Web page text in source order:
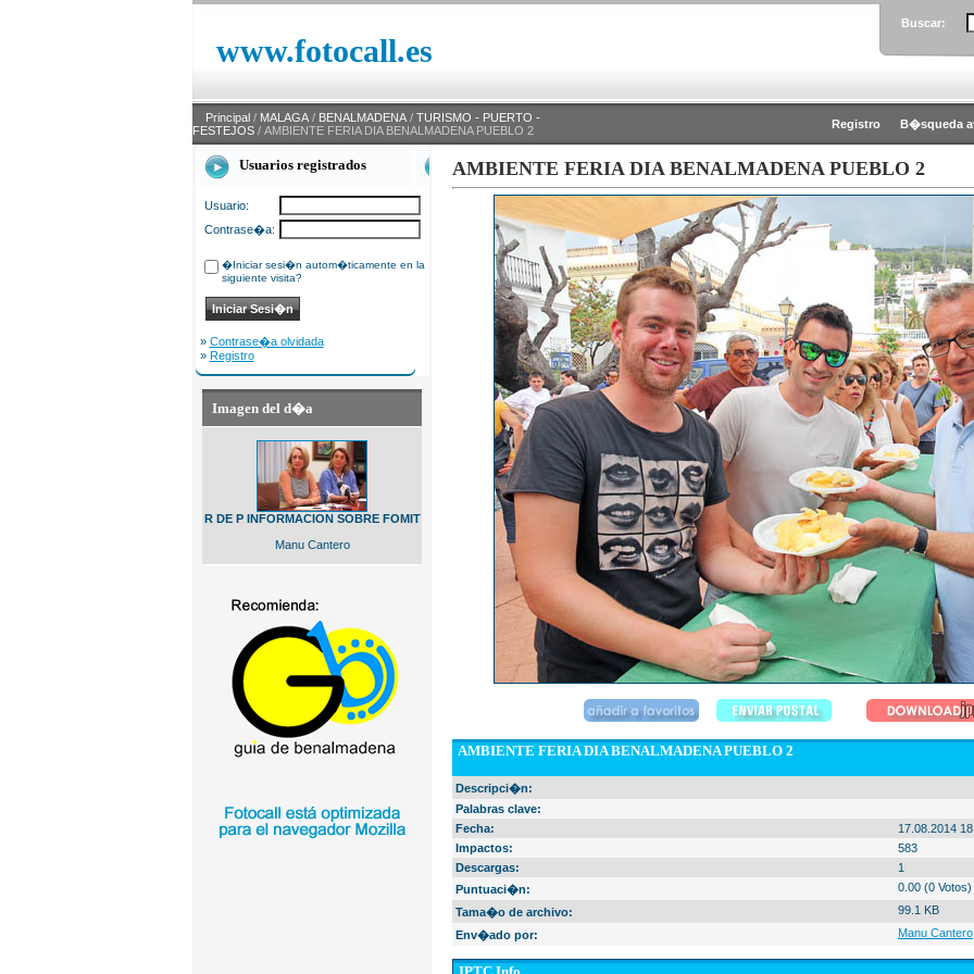
www.fotocall.es
Buscar:
Principal / MALAGA / BENALMADENA / TURISMO - PUERTO -
FESTEJOS / AMBIENTE FERIA DIA BENALMADENA PUEBLO 2 Registro B�squeda
Usuarios registrados
Usuario:
Contrase�a:
�Iniciar sesi�n autom�ticamente en la
siguiente visita?
» Contrase�a olvidada
» Registro
Imagen del d�a
R DE P INFORMACION SOBRE FOMIT
Manu Cantero
AMBIENTE FERIA DIA BENALMADENA PUEBLO 2
AMBIENTE FERIA DIA BENALMADENA PUEBLO 2
Descripci�n:
Palabras clave:
Fecha:
17.08.2014
Impactos:
583
Descargas:
1
Puntuaci�n:
0.00 (0 Votos)
Tama�o de archivo:
99.1 KB
Env�ado por:
Manu Cantero